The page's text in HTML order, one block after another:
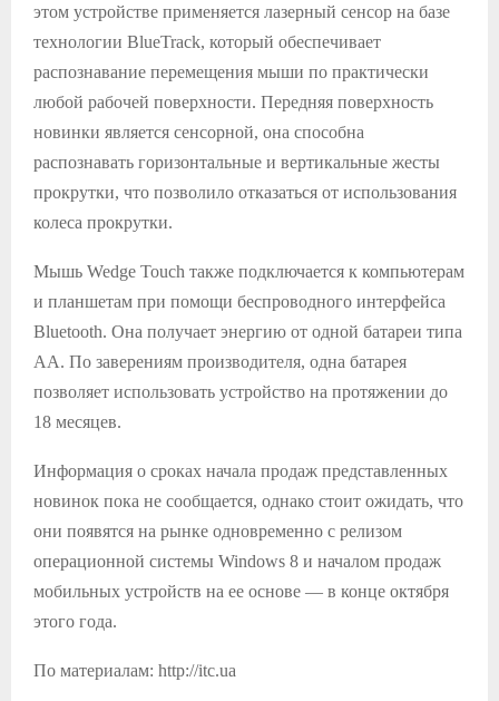
этом устройстве применяется лазерный сенсор на базе
технологии BlueTrack, который обеспечивает
распознавание перемещения мыши по практически
любой рабочей поверхности. Передняя поверхность
новинки является сенсорной, она способна
распознавать горизонтальные и вертикальные жесты
прокрутки, что позволило отказаться от использования
колеса прокрутки.
Мышь Wedge Touch также подключается к компьютерам
и планшетам при помощи беспроводного интерфейса
Bluetooth. Она получает энергию от одной батареи типа
AA. По заверениям производителя, одна батарея
позволяет использовать устройство на протяжении до
18 месяцев.
Информация о сроках начала продаж представленных
новинок пока не сообщается, однако стоит ожидать, что
они появятся на рынке одновременно с релизом
операционной системы Windows 8 и началом продаж
мобильных устройств на ее основе — в конце октября
этого года.
По материалам: http://itc.ua